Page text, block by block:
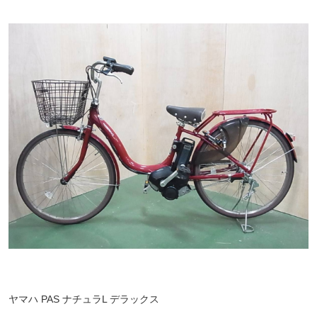
ヤマハ PAS ナチュラL デラックス